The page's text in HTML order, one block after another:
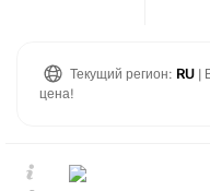
Текущий регион: RU |
цена!